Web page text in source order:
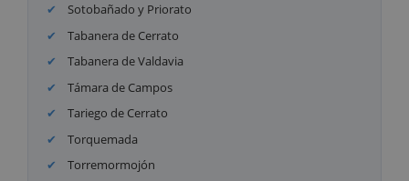
Sotobañado y Priorato
Tabanera de Cerrato
Tabanera de Valdavia
Támara de Campos
Tariego de Cerrato
Torquemada
Torremormojón